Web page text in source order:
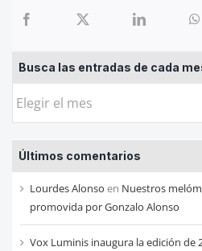
Busca las entradas de cada
Busca
entradas
de
cada
mes
Últimos comentarios
Lourdes Alonso en Nuestros
promovida por Gonzalo Alonso
Vox Luminis inaugura la edición de